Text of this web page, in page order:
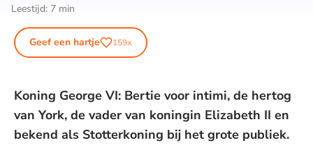
Leestijd: 7 min
Geef een hartje 159x
Koning George VI: Bertie voor intimi, de hertog
van York, de vader van koningin Elizabeth II en
bekend als Stotterkoning bij het grote publiek.